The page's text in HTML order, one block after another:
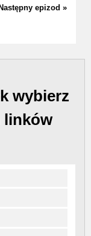
Następny epizod »
wybierz
linków